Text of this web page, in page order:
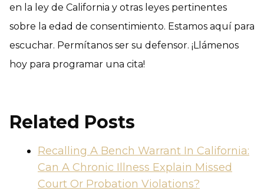
en la ley de California y otras leyes pertinentes
sobre la edad de consentimiento. Estamos aquí para
escuchar. Permítanos ser su defensor. ¡Llámenos
hoy para programar una cita!
Related Posts
Recalling A Bench Warrant In California:
Can A Chronic Illness Explain Missed
Court Or Probation Violations?